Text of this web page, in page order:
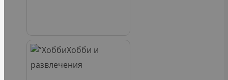
Хобби и
развлечения